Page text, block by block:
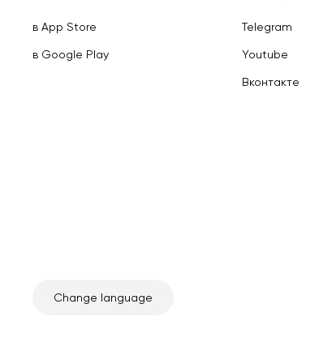
в App Store
в Google Play
Telegram
Youtube
Вконтакте
Change language